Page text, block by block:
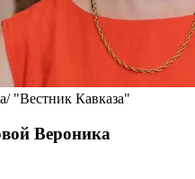
"Вестник Кавказа"
Вероника